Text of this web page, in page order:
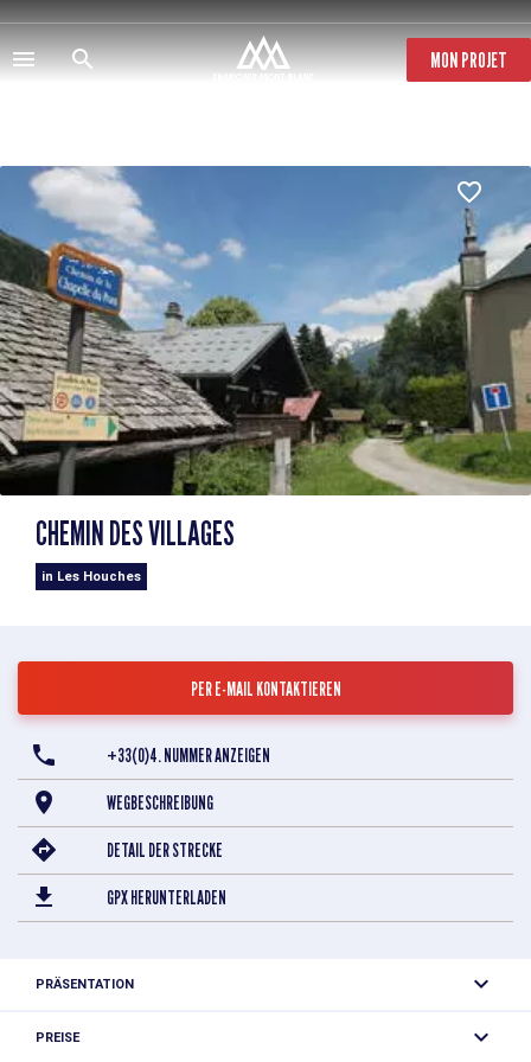
Direkt
zum
Inhalt
MON PROJET
CHEMIN DES VILLAGES
in Les Houches
PER E-MAIL KONTAKTIEREN
+33(0)4. NUMMER ANZEIGEN
WEGBESCHREIBUNG
DETAIL DER STRECKE
GPX HERUNTERLADEN
PRÄSENTATION
Dieser Weg für Fußgänger und Radfahrer ermöglicht es,
PREISE